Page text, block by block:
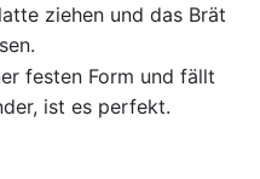
ziehen und das Brät
festen Form und fällt
ist es perfekt.